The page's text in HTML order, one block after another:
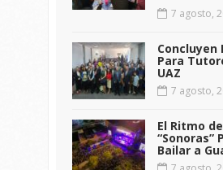
7 agosto,
Concluyen
Para
UAZ
7 agosto,
El Ritmo
“Sonoras”
Bailar a